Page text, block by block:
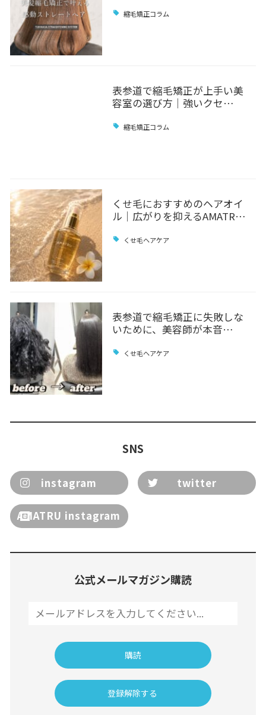
縮毛矯正コラム
表参道で縮毛矯正が上手い美
容室の選び方｜強いクセ…
縮毛矯正コラム
くせ毛におすすめのヘアオイ
ル｜広がりを抑えるAMATR…
くせ毛ヘアケア
表参道で縮毛矯正に失敗しな
いために、美容師が本音…
くせ毛ヘアケア
SNS
instagram twitter
AMATRU instagram
公式メールマガジン購読